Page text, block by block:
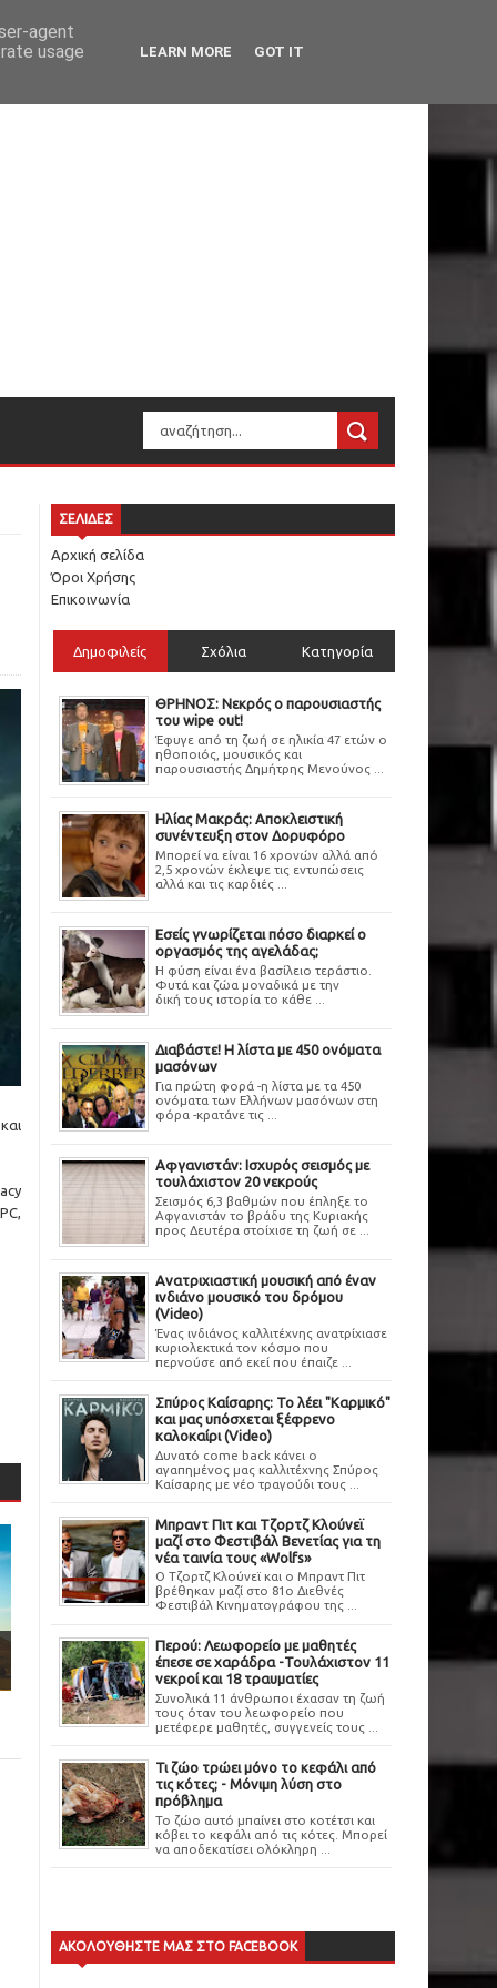
ΣΕΛΙΔΕΣ
Αρχική σελίδα
Όροι Χρήσης
Επικοινωνία
Δημοφιλείς Σχόλια Κατηγορία
ΘΡΗΝΟΣ: Νεκρός ο παρουσιαστής
του wipe out!
Έφυγε από τη ζωή σε ηλικία 47 ετών ο
ηθοποιός, μουσικός και
παρουσιαστής Δημήτρης Μενούνος ...
Ηλίας Μακράς: Αποκλειστική
συνέντευξη στον Δορυφόρο
Μπορεί να είναι 16 χρονών αλλά από
2,5 χρονών έκλεψε τις εντυπώσεις
αλλά και τις καρδιές ...
Εσείς γνωρίζεται πόσο διαρκεί ο
οργασμός της αγελάδας;
Η φύση είναι ένα βασίλειο τεράστιο.
Φυτά και ζώα μοναδικά με την
δική τους ιστορία το κάθε ...
Διαβάστε! Η λίστα με 450 ονόματα
μασόνων
Για πρώτη φορά -η λίστα με τα 450
ονόματα των Ελλήνων μασόνων στη
φόρα -κρατάνε τις ...
Αφγανιστάν: Ισχυρός σεισμός με
τουλάχιστον 20 νεκρούς
Σεισμός 6,3 βαθμών που έπληξε το
Αφγανιστάν το βράδυ της Κυριακής
προς Δευτέρα στοίχισε τη ζωή σε ...
Ανατριχιαστική μουσική από έναν
ινδιάνο μουσικό του δρόμου
(Video)
Ένας ινδιάνος καλλιτέχνης ανατρίχιασε
κυριολεκτικά τον κόσμο που
περνούσε από εκεί που έπαιζε ...
Σπύρος Καίσαρης: Το λέει "Καρμικό"
και μας υπόσχεται ξέφρενο
καλοκαίρι (Video)
Δυνατό come back κάνει ο
αγαπημένος μας καλλιτέχνης Σπύρος
Καίσαρης με νέο τραγούδι τους ...
Μπραντ Πιτ και Τζορτζ Κλούνεϊ
μαζί στο Φεστιβάλ Βενετίας για τη
νέα ταινία τους «Wolfs»
Ο Τζορτζ Κλούνεϊ και ο Μπραντ Πιτ
βρέθηκαν μαζί στο 81ο Διεθνές
Φεστιβάλ Κινηματογράφου της ...
Περού: Λεωφορείο με μαθητές
έπεσε σε χαράδρα -Τουλάχιστον 11
νεκροί και 18 τραυματίες
Συνολικά 11 άνθρωποι έχασαν τη ζωή
τους όταν του λεωφορείο που
μετέφερε μαθητές, συγγενείς τους ...
Τι ζώο τρώει μόνο το κεφάλι από
τις κότες; - Μόνιμη λύση στο
πρόβλημα
Το ζώο αυτό μπαίνει στο κοτέτσι και
κόβει το κεφάλι από τις κότες. Μπορεί
να αποδεκατίσει ολόκληρη ...
ΑΚΟΛΟΥΘΗΣΤΕ ΜΑΣ ΣΤΟ FACEBOOK
agent
usage
LEARN MORE GOT IT